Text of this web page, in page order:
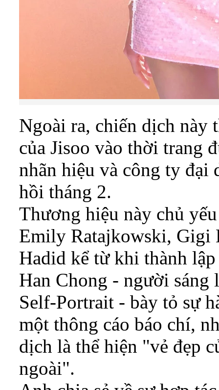
Ngoài ra, chiến dịch này
của Jisoo vào thời trang
nhãn hiệu và công ty đại
hồi tháng 2.
Thương hiệu này chủ
Emily Ratajkowski, Gigi
Hadid kể từ khi thành
Han Chong - người sáng
Self-Portrait - bày tỏ sự
một thông cáo báo chí,
dịch là thể hiện "vẻ đẹp
ngoài".